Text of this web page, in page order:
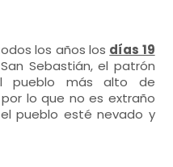
los años los días 19
Sebastián, el patrón
pueblo más alto de
lo que no es extraño
pueblo esté nevado y